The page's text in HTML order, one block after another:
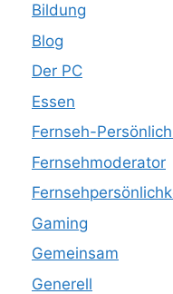
Bildung
Blog
Der PC
Essen
Fernseh-
Fernsehmoderator
Gaming
Gemeinsam
Generell